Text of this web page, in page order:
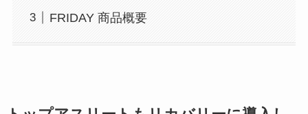
FRIDAY 商品概要